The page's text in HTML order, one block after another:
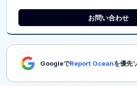
お問い合わせ
GoogleでReport Oceanを優先